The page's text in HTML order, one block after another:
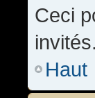
Ceci
invités.
Haut